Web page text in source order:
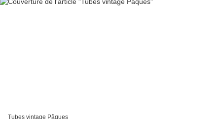
Tubes vintage Pâques